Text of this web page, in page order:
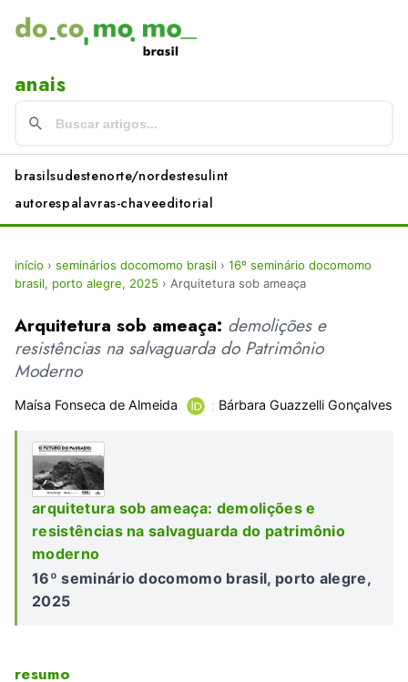
anais
brasilsudestenorte/nordestesulint
autorespalavras-chaveeditorial
início › seminários docomomo brasil › 16º seminário docomomo
brasil, porto alegre, 2025 › Arquitetura sob ameaça
Arquitetura sob ameaça: demolições e
resistências na salvaguarda do Patrimônio
Moderno
Maísa Fonseca de Almeida ; Bárbara Guazzelli Gonçalves
arquitetura sob ameaça: demolições e
resistências na salvaguarda do patrimônio
moderno
16º seminário docomomo brasil, porto alegre,
2025
resumo